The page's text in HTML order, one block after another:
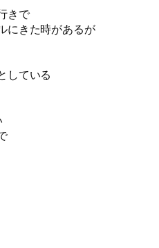
きで
にきた時があるが
している